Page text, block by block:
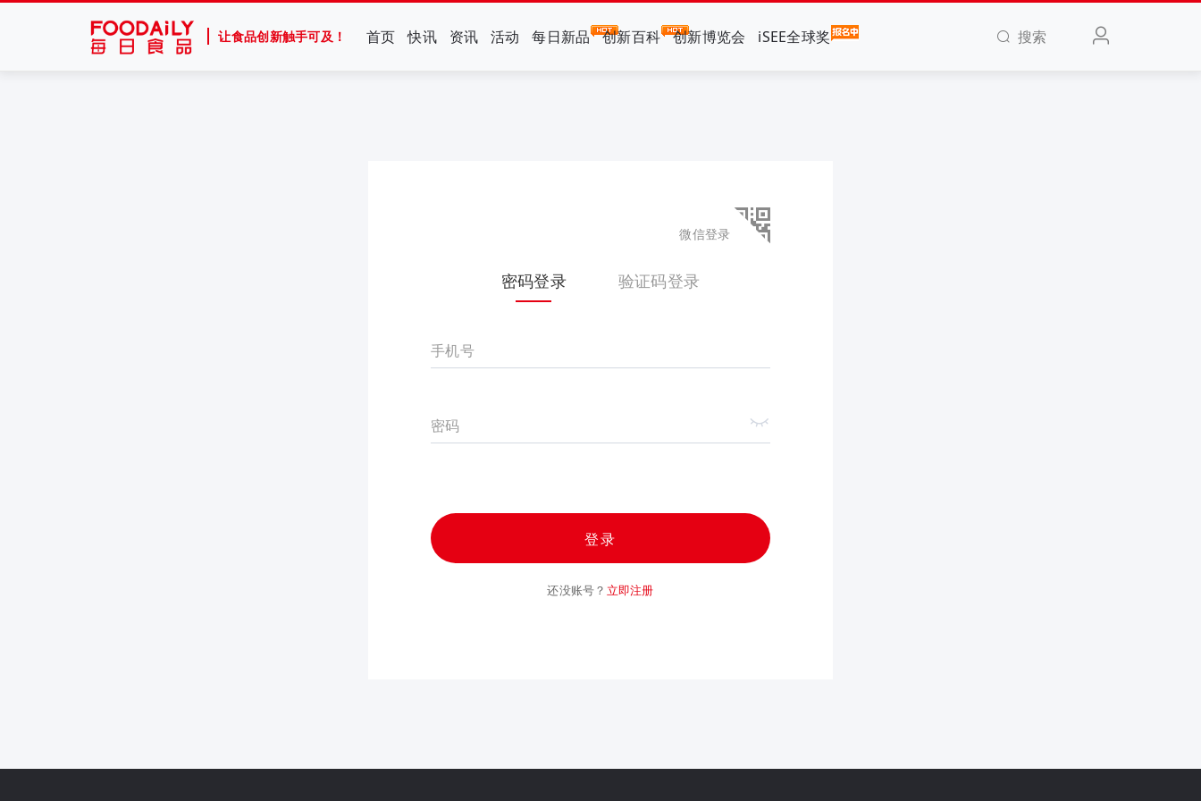
让食品创新触手可及！ 首页 快讯 资讯 活动 每日新品 创新百科 创新博览会 iSEE全球奖 搜索
微信登录
密码登录 验证码登录
手机号
密码
登录
还没账号？ 立即注册